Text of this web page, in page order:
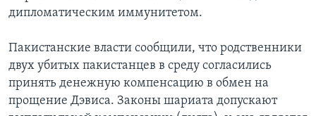
дипломатическим иммунитетом.
Пакистанские власти сообщили, что родственники
двух убитых пакистанцев в среду согласились
принять денежную компенсацию в обмен на
прощение Дэвиса. Законы шариата допускают